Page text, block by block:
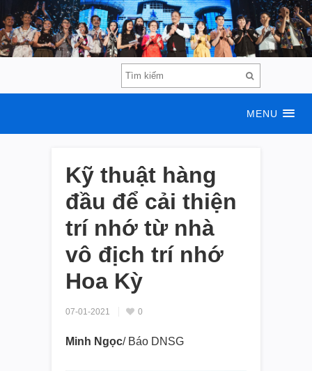
MENU
Kỹ thuật hàng
đầu để cải thiện
trí nhớ từ nhà
vô địch trí nhớ
Hoa Kỳ
07-01-2021 0
Minh Ngọc/ Báo DNSG